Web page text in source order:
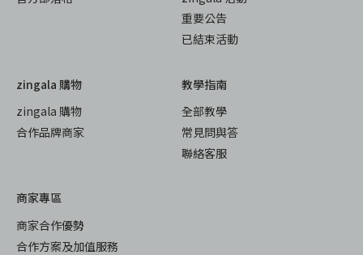
重要公告
已結束活動
zingala 購物
zingala 購物
合作品牌商家
教學指南
全部教學
常見問與答
聯絡客服
商家專區
商家合作優勢
合作方案及加值服務